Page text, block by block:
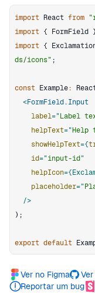
import React from
import { FormField
import {
ds/icons" ;
const Example:
<FormField.Input
label=" Label
helpText="Help
showHelpText={
id="input-id "
helpIcon={
placeholder="
/>
) ;
export default
Ver no Figma
Reportar um bug